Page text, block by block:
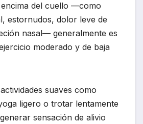
del cuello —como
estornudos, dolor leve de
nasal— generalmente es
moderado y de baja
suaves como
ligero o trotar lentamente
sensación de alivio